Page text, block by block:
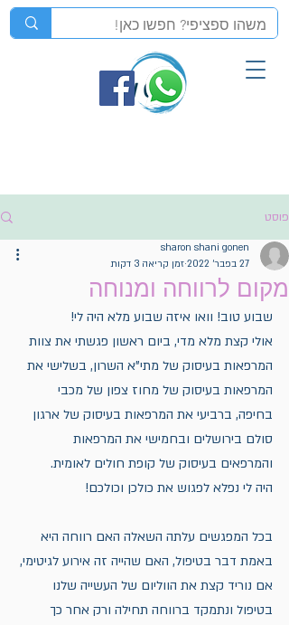
פוסט
מקום לרווחה ומנוחה
sharon shani gonen
27 בפבר׳ 2022
זמן קריאה 3 דקות
שבוע טוב! וואו איזה שבוע מלא היה לי!
אולי קצת מלא מדי, ביום ראשון פגשתי את צוות
המרפאות בעיסוק של מתי"א השרון, בשלישי את
המרפאות בעיסוק של מחוז צפון של מכבי
בחיפה, ברביעי את המרפאות בעיסוק של ארגון
סולם בירושלים ובחמישי את המרפאות
והמרפאים בעיסוק של קופת חולים לאומית.
היה לי נפלא לפגוש את כולכן וכולכם!
בכל המפגשים עלתה השאלה האם רווחה היא
באמת דבר בטיפול, האם שהייה זה אירוע לגיטימי,
אם נוריד קצת את הווליום של העשייה שלנו
בטיפול ונתמקד ברווחה תחילה ורק אחר כך